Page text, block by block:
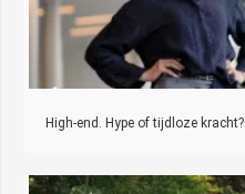
High-end. Hype of tijdloze kracht?